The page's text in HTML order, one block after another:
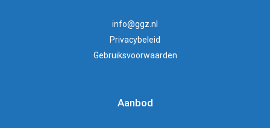
info@ggz.nl
Privacybeleid
Gebruiksvoorwaarden
Aanbod